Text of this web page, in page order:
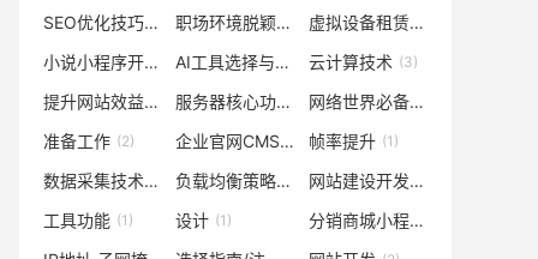
SEO优化技巧
(1) 职场环境脱颖而出 (1) 虚拟设备租赁
(1)
小说小程序开发 (1) AI工具选择与应用 (1)
云计算技术 (3)
提升网站效益
(1) 服务器核心功能与目标 (1) 网络世界必备
(1)
准备工作 (2) 企业官网CMS管理系统 (1)
帧率提升 (1)
数据采集技术（或基础数据采集） (1)
负载均衡策略
(1) 网站建设开发专业机构
工具功能 (1) 设计 (1) 分销商城小程序系统